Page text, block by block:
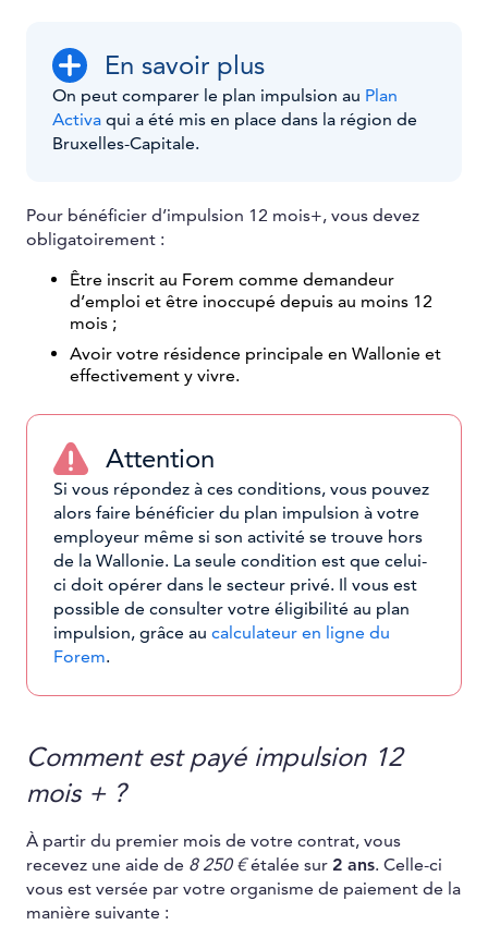
En savoir plus
On peut comparer le plan impulsion au Plan
Activa qui a été mis en place dans la région de
Bruxelles-Capitale.
Pour bénéficier d’impulsion 12 mois+, vous devez
obligatoirement :
Être inscrit au Forem comme demandeur
d’emploi et être inoccupé depuis au moins 12
mois ;
Avoir votre résidence principale en Wallonie et
effectivement y vivre.
Attention
Si vous répondez à ces conditions, vous pouvez
alors faire bénéficier du plan impulsion à votre
employeur même si son activité se trouve hors
de la Wallonie. La seule condition est que celui-
ci doit opérer dans le secteur privé. Il vous est
possible de consulter votre éligibilité au plan
impulsion, grâce au calculateur en ligne du
Forem.
Comment est payé impulsion 12
mois + ?
À partir du premier mois de votre contrat, vous
recevez une aide de 8 250 €étalée sur 2 ans. Celle-ci
vous est versée par votre organisme de paiement de la
manière suivante :